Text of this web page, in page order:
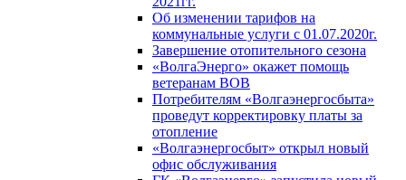
Об изменении тарифов на
коммунальные услуги с 01.07.2020г.
Завершение отопительного сезона
«ВолгаЭнерго» окажет помощь
ветеранам ВОВ
Потребителям «Волгаэнергосбыта»
проведут корректировку платы за
отопление
«Волгаэнергосбыт» открыл новый
офис обслуживания